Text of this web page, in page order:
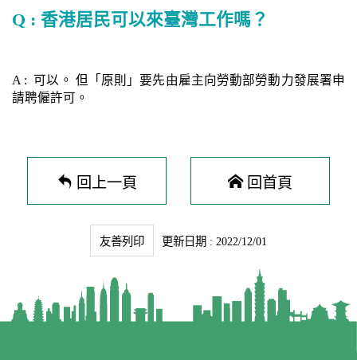
Q : 香港居民可以來臺灣工作嗎？
A : 可以。 但「原則」要先由雇主向勞動部勞動力發展署申
請聘僱許可。
回上一頁 回首頁
友善列印 更新日期 : 2022/12/01